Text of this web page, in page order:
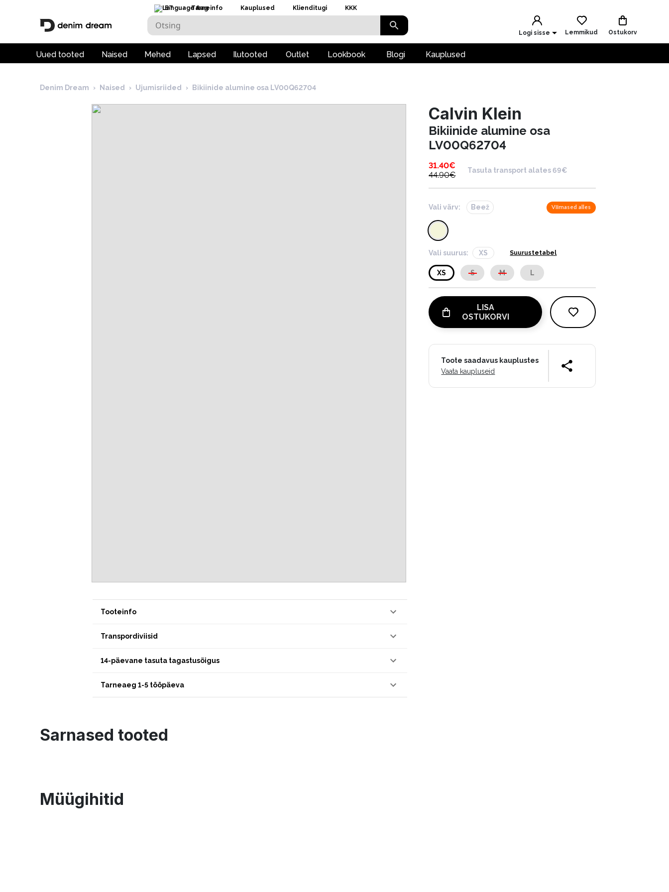
ET Tarneinfo Kauplused Klienditugi KKK
Logi sisse Lemmikud Ostukorv
Uued tooted Naised Mehed Lapsed Ilutooted Outlet Lookbook Blogi Kauplused
Denim Dream › Naised › Ujumisriided › Bikiinide alumine osa LV00Q62704
Tooteinfo
Transpordiviisid
14-päevane tasuta tagastusõigus
Tarneaeg 1-5 tööpäeva
Calvin Klein
Bikiinide alumine osa
LV00Q62704
31.40€
44.90€
Tasuta transport alates 69€
Vali värv: Beež Viimased alles
Vali suurus: XS Suurustetabel
XS S M L
LISA
OSTUKORVI
Toote saadavus kauplustes
Vaata kaupluseid
Sarnased tooted
Müügihitid